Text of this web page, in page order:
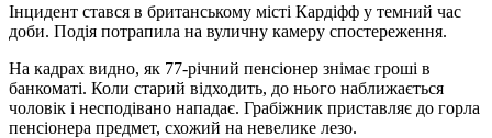
Інцидент стався в британському місті Кардіфф у темний час
доби. Подія потрапила на вуличну камеру спостереження.
На кадрах видно, як 77-річний пенсіонер знімає гроші в
банкоматі. Коли старий відходить, до нього наближається
чоловік і несподівано нападає. Грабіжник приставляє до горла
пенсіонера предмет, схожий на невелике лезо.